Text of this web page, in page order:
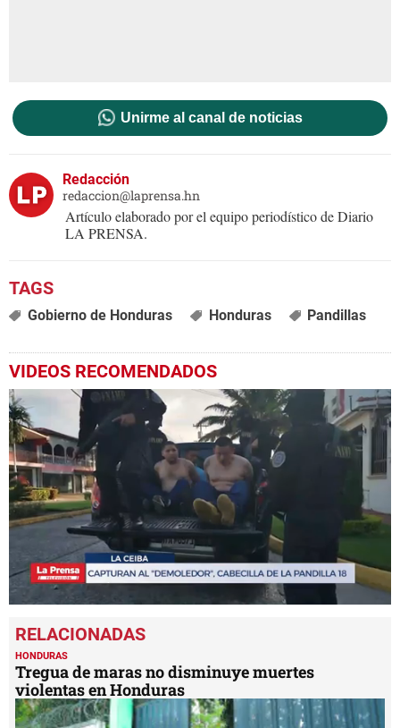
Unirme al canal de noticias
Redacción
redaccion@laprensa.hn
Artículo elaborado por el equipo periodístico de Diario
LA PRENSA.
Gobierno de Honduras Honduras Pandillas
VIDEOS RECOMENDADOS
seconds
of
37
seconds
HONDURAS
Tregua de maras no disminuye muertes
violentas en Honduras